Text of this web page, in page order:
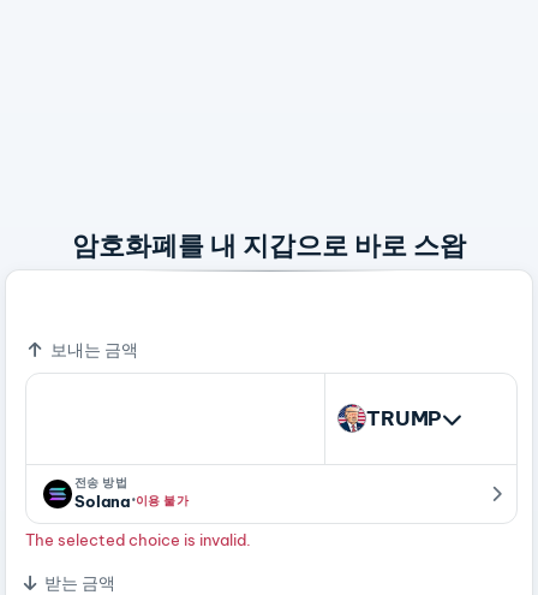
암호화폐를 내 지갑으로 바로 스왑
보내는 금액
TRUMP
전송 방법
Solana·이용 불가
The selected choice is invalid.
받는 금액